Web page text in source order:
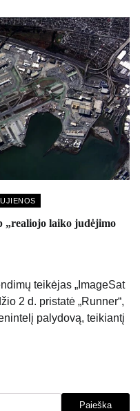
„realiojo laiko judėjimo
teikėjas „ImageSat
2 d. pristatė „Runner“,
palydovą, teikiantį
Paieška